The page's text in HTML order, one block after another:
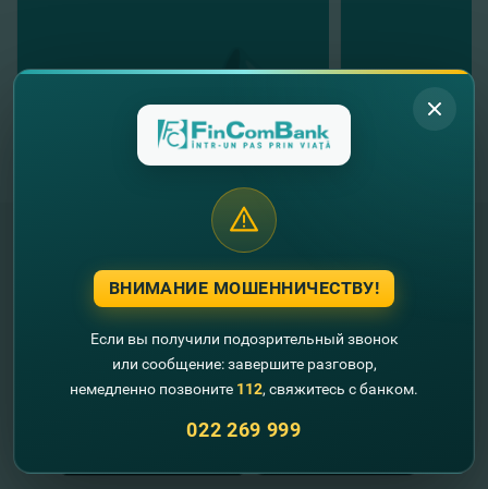
"FinComBank" S.A. является членом
Схемы гарантирования депозитов
Республики Молдова
FinComPay Mobile
ВНИМАНИЕ МОШЕННИЧЕСТВУ!
Если вы получили подозрительный звонок
или сообщение: завершите разговор,
немедленно позвоните 112, свяжитесь с банком.
022 269 999